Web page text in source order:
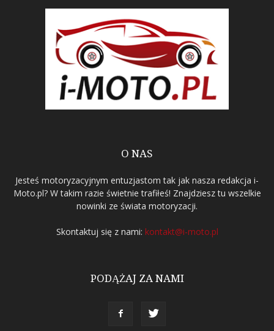
O NAS
Jesteś motoryzacyjnym entuzjastom tak jak nasza redakcja i-
Moto.pl? W takim razie świetnie trafiłeś! Znajdziesz tu wszelkie
nowinki ze świata motoryzacji.
Skontaktuj się z nami: kontakt@i-moto.pl
PODĄŻAJ ZA NAMI